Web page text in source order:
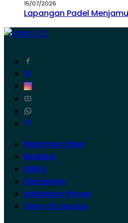
15/07/2026
Lapangan Padel
Pedoman Siber
Redaksi
KIRKA
Disclaimer
Kebijakan Privasi
Term Of Service